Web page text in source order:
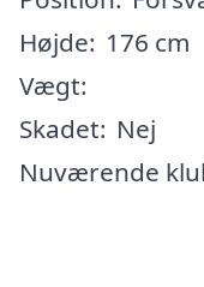
Højde: 176 cm
Vægt:
Skadet: Nej
Nuværende